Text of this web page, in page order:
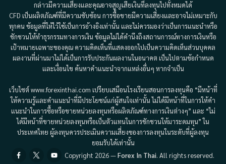
กล่าวมีความเสี่ยงและคุณอาจสูญเสียเงินที่ลงทุนไปทั้งหมดได้
CFD เป็นผลิตภัณฑ์ที่มีความซับซ้อน การซื้อขายมีความเสี่ยงและอาจไม่เหมาะกับ
ทุกคน ข้อมูลที่ให้ไว้ใช้เป็นการอ้างอิงเท่านั้น และไม่ควรมองว่าเป็นการแนะนำหรือ
ชักชวนให้ทำธุรกรรมทางการเงิน ข้อมูลไม่ได้คำนึงถึงสถานการณ์ทางการเงินหรือ
เป้าหมายเฉพาะของคุณ ความคิดเห็นที่แสดงออกไปเป็นความคิดเห็นส่วนบุคคล
ผลงานที่ผ่านมาไม่ได้เป็นการรับประกันผลงานในอนาคต เป็นไปตามข้อกำหนด
และเงื่อนไข ค้นหาคำแนะนำจากแหล่งอื่นๆ หากจำเป็น
เว็บไซต์ www.forexinthai.com เปรียบเสมือนโรงเรียนสอนการลงทุนคือ “มีหน้าที่
ให้ความรู้และคำแนะนำที่มีประโยชน์แก่ผู้สนใจเท่านั้น ไม่ได้มีหน้าที่ในการให้คำ
แนะนำในการซื้อหรือขายหน่วยลงทุนหรือผลิตภัณฑ์ทางการเงินต่างๆ” และ “ไม่
ได้มีหน้าที่ขายหน่วยลงทุนหรือเป็นตัวแทนในการชักชวนให้มาระดมทุน” ใน
ประเทศไทย ผู้ลงทุนควรประเมินความเสี่ยงของการลงทุนในระดับที่ผู้ลงทุน
ยอมรับได้เท่านั้น
Facebook
TwitterYoutube
Copyright 2026 —Forex In Thai. All rights reserved.